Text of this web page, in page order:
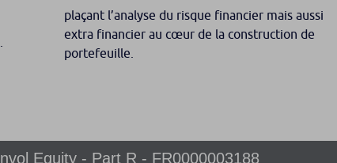
plaçant l’analyse du risque financier mais aussi
extra financier au cœur de la construction de
portefeuille.